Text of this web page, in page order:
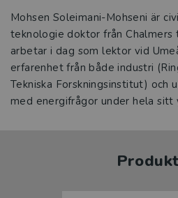
Mohsen Soleimani-Mohseni är
teknologie doktor från Chalmers
arbetar i dag som lektor vid
erfarenhet från både industri
Tekniska Forskningsinstitut) och
med energifrågor under hela sitt